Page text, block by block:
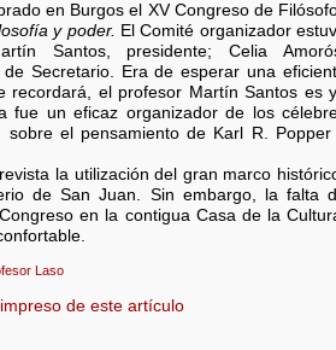
en Burgos el XV Congreso de
y poder. El Comité organizador
Santos, presidente; Celia
Secretario. Era de esperar una
recordará, el profesor Martín Santos es
un eficaz organizador de los
sobre el pensamiento de Karl R. Popper
la utilización del gran marco
de San Juan. Sin embargo, la falta
en la contigua Casa de la
Laso
de este artículo